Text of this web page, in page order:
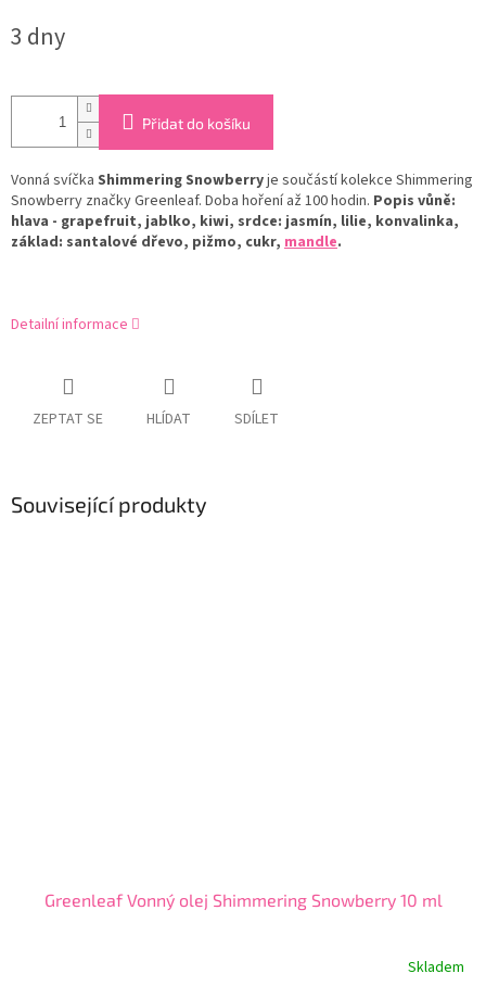
cena:
3 dny
Přidat do košíku
Vonná svíčka Shimmering Snowberryje součástí kolekce Shimmering
Snowberry značky Greenleaf. Doba hoření až 100 hodin. Popis vůně:
hlava - grapefruit, jablko, kiwi, srdce: jasmín, lilie, konvalinka,
základ: santalové dřevo, pižmo, cukr, mandle.
Detailní informace
ZEPTAT SE HLÍDAT SDÍLET
Související produkty
Greenleaf Vonný olej Shimmering Snowberry 10 ml
Skladem